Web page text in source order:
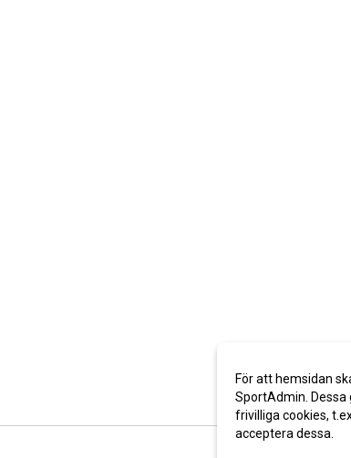
För att hemsidan
SportAdmin. Dessa
frivilliga cookies,
acceptera dessa.